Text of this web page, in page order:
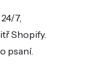
7,
Shopify.
psaní.